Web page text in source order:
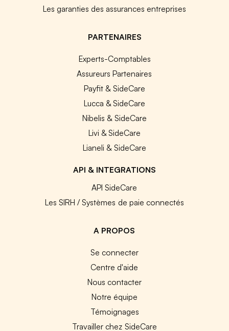
Les garanties des assurances entreprises
PARTENAIRES
Experts-Comptables
Assureurs Partenaires
Payfit & SideCare
Lucca & SideCare
Nibelis & SideCare
Livi & SideCare
Lianeli & SideCare
API & INTEGRATIONS
API SideCare
Les SIRH / Systèmes de paie connectés
A PROPOS
Se connecter
Centre d'aide
Nous contacter
Notre équipe
Témoignages
Travailler chez SideCare